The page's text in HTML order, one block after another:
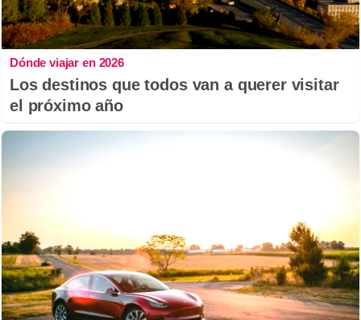
Dónde viajar en 2026
Los destinos que todos van a querer visitar
el próximo año